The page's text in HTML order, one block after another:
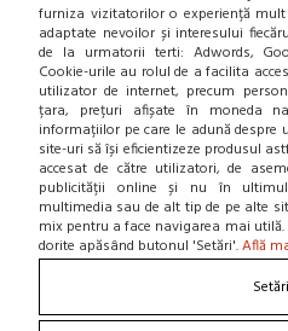
furniza vizitatorilor o experiență
adaptate nevoilor și interesului
de la urmatorii terti: Adwords,
Cookie-urile au rolul de a facilita
utilizator de internet, precum
țara, prețuri afișate în moneda
informațiilor pe care le adună
site-uri să își eficientizeze produsul
accesat de către utilizatori, de
publicității online și nu în
multimedia sau de alt tip de pe alte
mix pentru a face navigarea mai
dorite apăsând butonul 'Setări'.Află
Setări
Home
Locatie punct de lucru
Departamente
NOU! BLOG
Contacteaza-ne
Suna la 0766 182 324, 0766
Craiova, Str. Calea
(zona semafoare Institut)
office@cauciucurijante.ro
Fii la curent cu noutatile!